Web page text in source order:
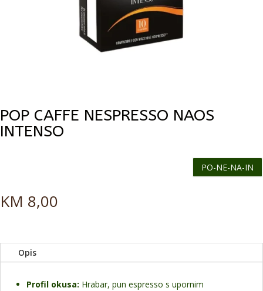
POP CAFFE NESPRESSO NAOS
INTENSO
PO-NE-NA-IN
KM 8,00
Opis
Profil okusa: Hrabar, pun espresso s upornim